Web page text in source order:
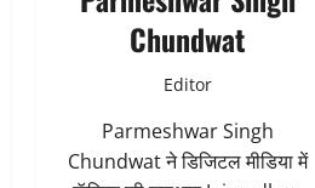
Chundwat
Editor
Parmeshwar Singh
Chundwat ने डिजिटल मीडिया में